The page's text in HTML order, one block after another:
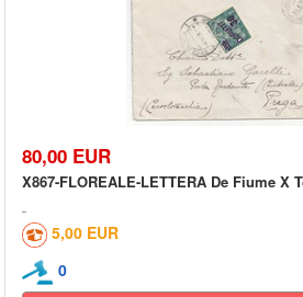
80,00 EUR
X867-FLOREALE-LETTERA De Fiume X
5,00 EUR
0